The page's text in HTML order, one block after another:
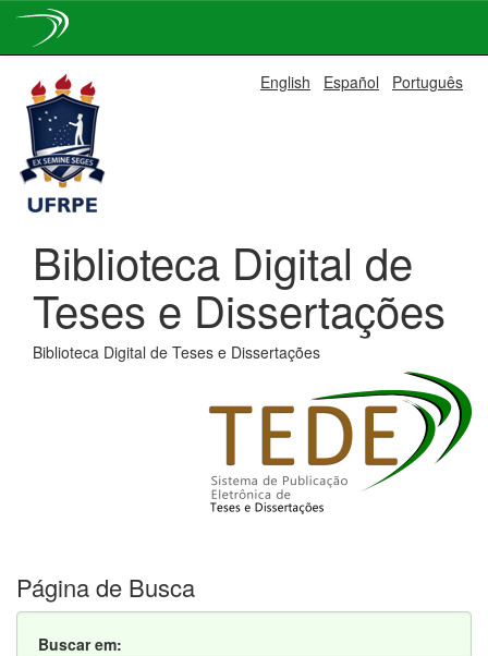
navigation
English Español Português
Biblioteca Digital de
Teses e Dissertações
Biblioteca Digital de Teses e Dissertações
Página de Busca
Buscar em: